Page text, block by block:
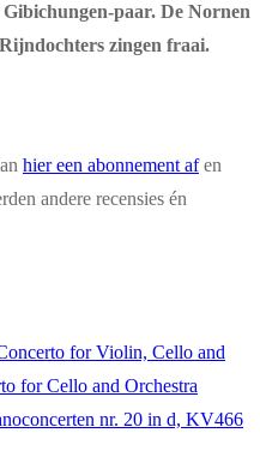
paar. De Nornen
zingen fraai.
hier een abonnement afen
andere recensies én
for Violin, Cello and
for Cello and Orchestra
nr. 20 in d, KV466